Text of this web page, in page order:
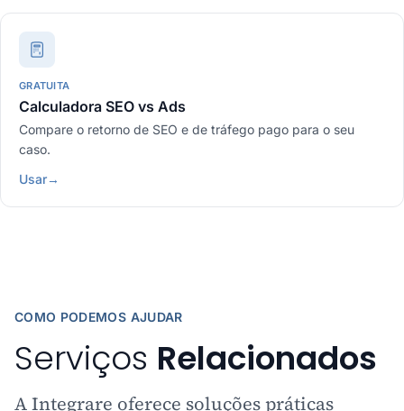
GRATUITA
Calculadora SEO vs Ads
Compare o retorno de SEO e de tráfego pago para o seu
caso.
Usar→
COMO PODEMOS AJUDAR
Serviços Relacionados
A Integrare oferece soluções práticas